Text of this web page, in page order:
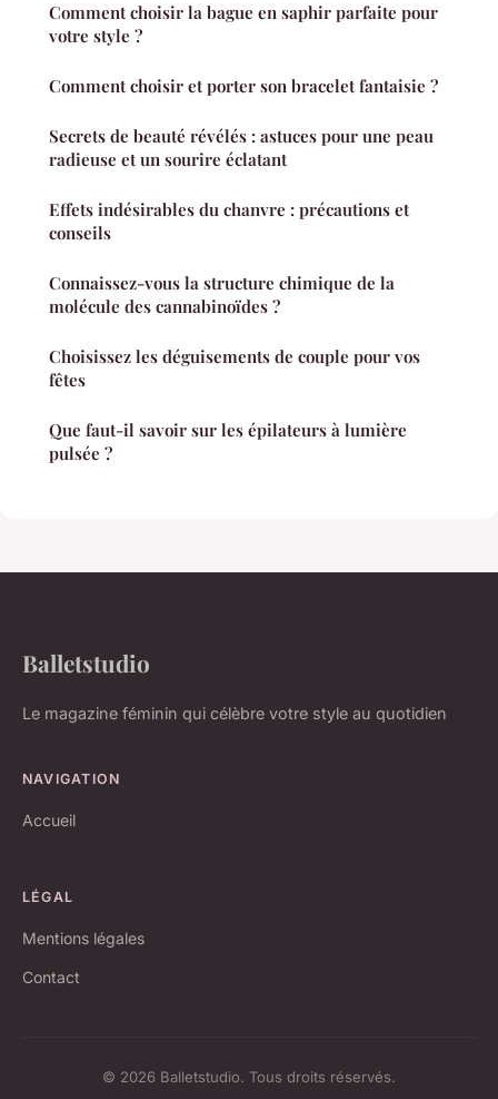
Comment choisir la bague en saphir parfaite pour
votre style ?
Comment choisir et porter son bracelet fantaisie ?
Secrets de beauté révélés : astuces pour une peau
radieuse et un sourire éclatant
Effets indésirables du chanvre : précautions et
conseils
Connaissez-vous la structure chimique de la
molécule des cannabinoïdes ?
Choisissez les déguisements de couple pour vos
fêtes
Que faut-il savoir sur les épilateurs à lumière
pulsée ?
Balletstudio
Le magazine féminin qui célèbre votre style au quotidien
NAVIGATION
Accueil
LÉGAL
Mentions légales
Contact
© 2026 Balletstudio. Tous droits réservés.